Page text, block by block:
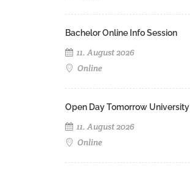
Bachelor Online Info Session
11. August 2026
Online
Open Day Tomorrow University
11. August 2026
Online